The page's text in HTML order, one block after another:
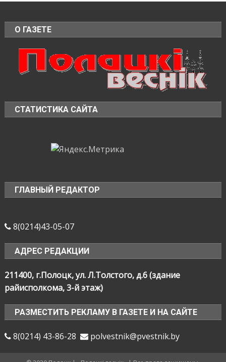
О ГАЗЕТЕ
СТАТИСТИКА САЙТА
ГЛАВНЫЙ РЕДАКТОР
8(0214)43-05-07
АДРЕС РЕДАКЦИИ
211400, г.Полоцк, ул. Л.Толстого, д.6 (здание
райисполкома, 3-й этаж)
РАЗМЕСТИТЬ РЕКЛАМУ В ГАЗЕТЕ И НА САЙТЕ
8(0214) 43-86-28 polvestnik@pvestnik.by